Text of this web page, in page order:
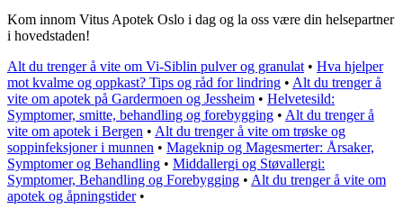
Kom innom Vitus Apotek Oslo i dag og la oss være din helsepartner
i hovedstaden!
Alt du trenger å vite om Vi-Siblin pulver og granulat • Hva hjelper
mot kvalme og oppkast? Tips og råd for lindring • Alt du trenger å
vite om apotek på Gardermoen og Jessheim • Helvetesild:
Symptomer, smitte, behandling og forebygging • Alt du trenger å
vite om apotek i Bergen • Alt du trenger å vite om trøske og
soppinfeksjoner i munnen • Mageknip og Magesmerter: Årsaker,
Symptomer og Behandling • Middallergi og Støvallergi:
Symptomer, Behandling og Forebygging • Alt du trenger å vite om
apotek og åpningstider•